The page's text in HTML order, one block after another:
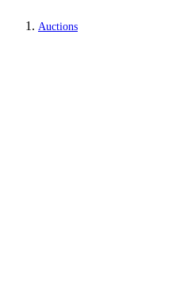
Auctions